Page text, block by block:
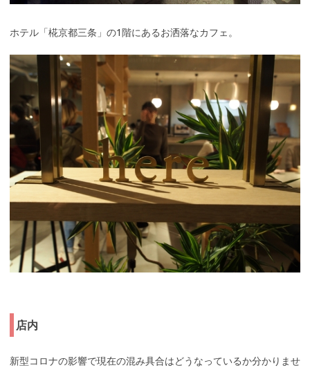
ホテル「椛京都三条」の1階にあるお洒落なカフェ。
店内
新型コロナの影響で現在の混み具合はどうなっているか分かりませ